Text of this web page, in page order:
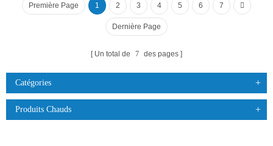
Première Page 1 2 3 4 5 6 7
Dernière Page
Un total de 7 des pages
Catégories
Produits Chauds